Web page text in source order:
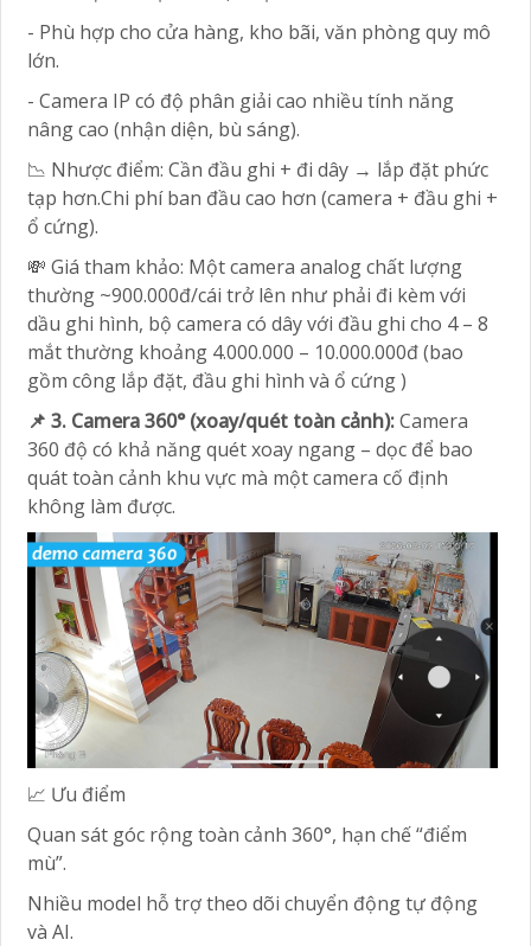
- Phù hợp cho cửa hàng, kho bãi, văn phòng quy mô
lớn.
- Camera IP có độ phân giải cao nhiều tính năng
nâng cao (nhận diện, bù sáng).
📉 Nhược điểm: Cần đầu ghi + đi dây → lắp đặt phức
tạp hơn.Chi phí ban đầu cao hơn (camera + đầu ghi +
ổ cứng).
💸 Giá tham khảo: Một camera analog chất lượng
thường ~900.000đ/cái trở lên như phải đi kèm với
dầu ghi hình, bộ camera có dây với đầu ghi cho 4 – 8
mắt thường khoảng 4.000.000 – 10.000.000đ (bao
gồm công lắp đặt, đầu ghi hình và ổ cứng )
📌 3. Camera 360° (xoay/quét toàn cảnh):Camera
360 độ có khả năng quét xoay ngang – dọc để bao
quát toàn cảnh khu vực mà một camera cố định
không làm được.
📈 Ưu điểm
Quan sát góc rộng toàn cảnh 360°, hạn chế “điểm
mù”.
Nhiều model hỗ trợ theo dõi chuyển động tự động
và AI.